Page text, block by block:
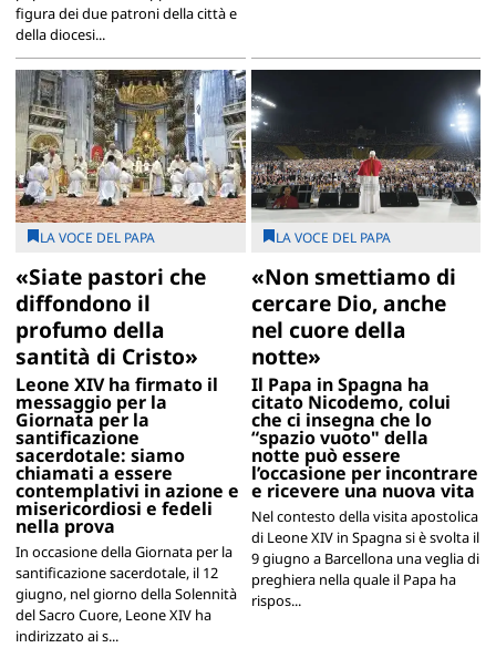
figura dei due patroni della città e
della diocesi...
LA VOCE DEL PAPA
«Siate pastori che
diffondono il
profumo della
santità di Cristo»
Leone XIV ha firmato il
messaggio per la
Giornata per la
santificazione
sacerdotale: siamo
chiamati a essere
contemplativi in azione e
misericordiosi e fedeli
nella prova
In occasione della Giornata per la
santificazione sacerdotale, il 12
giugno, nel giorno della Solennità
del Sacro Cuore, Leone XIV ha
indirizzato ai s...
LA VOCE DEL PAPA
«Non smettiamo di
cercare Dio, anche
nel cuore della
notte»
Il Papa in Spagna ha
citato Nicodemo, colui
che ci insegna che lo
“spazio vuoto" della
notte può essere
l’occasione per incontrare
e ricevere una nuova vita
Nel contesto della visita apostolica
di Leone XIV in Spagna si è svolta il
9 giugno a Barcellona una veglia di
preghiera nella quale il Papa ha
rispos...